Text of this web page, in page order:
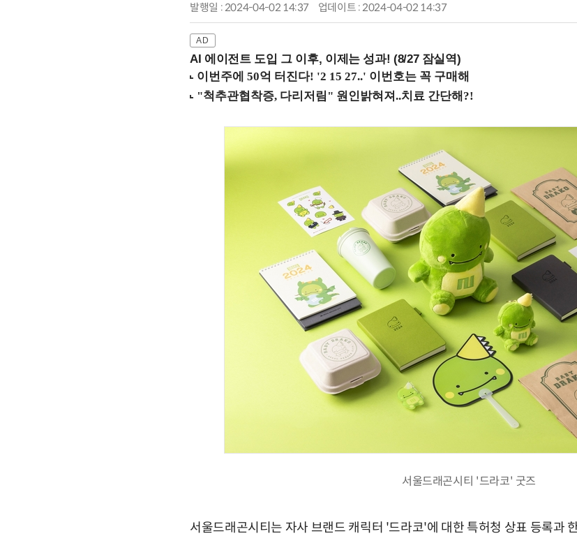
발행일 : 2024-04-02 14:37 업데이트 : 2024-04-02 14:37
AI 에이전트 도입 그 이후, 이제는 성과! (8/27 잠실역)
서울드래곤시티 '드라코' 굿즈
서울드래곤시티는 자사 브랜드 캐릭터 '드라코'에 대한 특허청 상표 등록과